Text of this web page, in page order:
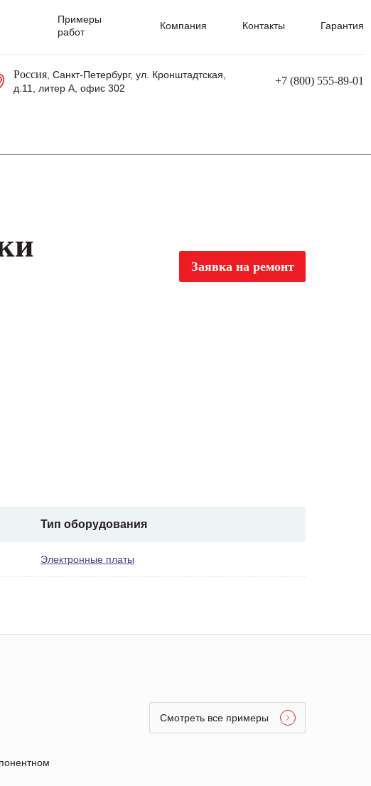
Примеры
работ
Компания Контакты Гарантия
Россия, Санкт-Петербург, ул. Кронштадтская,
д.11, литер А, офис 302
+7 (800) 555-89-01
Заявка на ремонт
Тип оборудования
Электронные платы
Смотреть все примеры